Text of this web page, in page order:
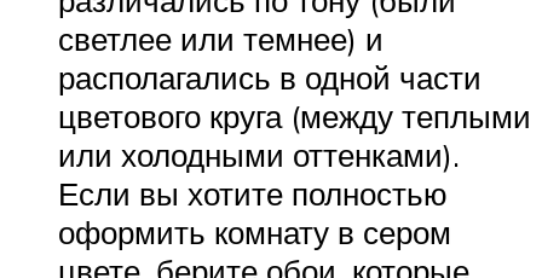
светлее или темнее) и
располагались в одной части
цветового круга (между теплыми
или холодными оттенками).
Если вы хотите полностью
оформить комнату в сером